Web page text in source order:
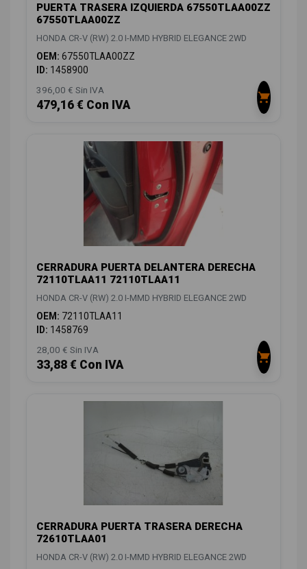
PUERTA TRASERA IZQUIERDA 67550TLAA00ZZ
67550TLAA00ZZ
HONDA CR-V (RW) 2.0 I-MMD HYBRID ELEGANCE 2WD
OEM: 67550TLAA00ZZ
ID: 1458900
396,00 € Sin IVA
479,16 € Con IVA
CERRADURA PUERTA DELANTERA DERECHA
72110TLAA11 72110TLAA11
HONDA CR-V (RW) 2.0 I-MMD HYBRID ELEGANCE 2WD
OEM: 72110TLAA11
ID: 1458769
28,00 € Sin IVA
33,88 € Con IVA
CERRADURA PUERTA TRASERA DERECHA
72610TLAA01
HONDA CR-V (RW) 2.0 I-MMD HYBRID ELEGANCE 2WD